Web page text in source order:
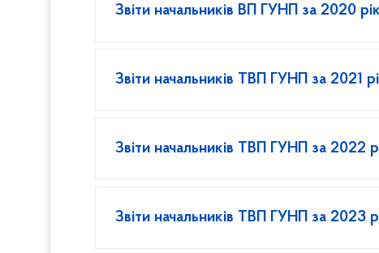
Звіти начальників ВП ГУНП за 2020 рік
Звіти начальників ТВП ГУНП за 2021
Звіти начальників ТВП ГУНП за 2022
Звіти начальників ТВП ГУНП за 2023